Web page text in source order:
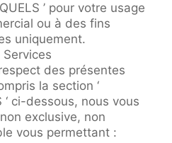
’ pour votre usage
ou à des fins
uniquement.
des présentes
la section ‘
‘ ci-dessous, nous vous
exclusive, non
vous permettant :